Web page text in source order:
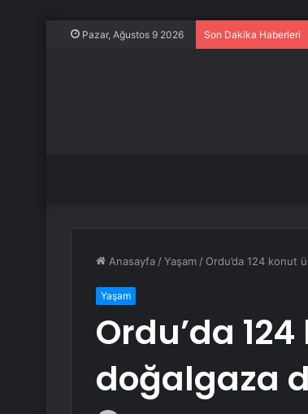
Pazar, Ağustos 9 2026 Son Dakika Haberleri
Anasayfa /Yaşam / Ordu’da 124 konut
Yaşam
Ordu’da
doğalgaza